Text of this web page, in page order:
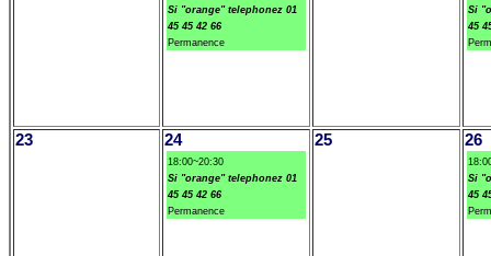
Si "orange" telephonez 01
45 45 42 66
Permanence
Si
45
23 24
18:00~20:30
Si "orange" telephonez 01
45 45 42 66
Permanence
25 26
Si
45